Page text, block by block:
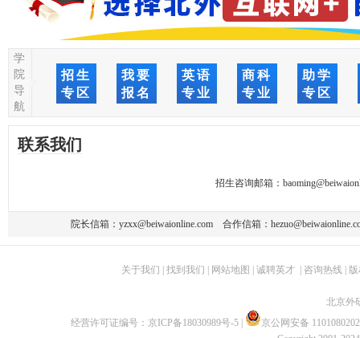
学
院
导
航
招生
专区
我要
报名
英语
专业
商科
专业
助学
专区
联系我们
招生咨询邮箱：
院长信箱： yzxx@beiwaionline.com 合作信箱：
关于我们 找到我们 网站地图 诚聘英才| 咨询热线|
北京外
经营许可证编号： 京ICP备18030989号-5
京公网安备